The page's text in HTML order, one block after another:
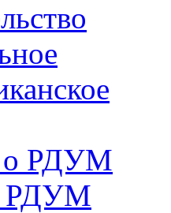
о РДУМ
РДУМ